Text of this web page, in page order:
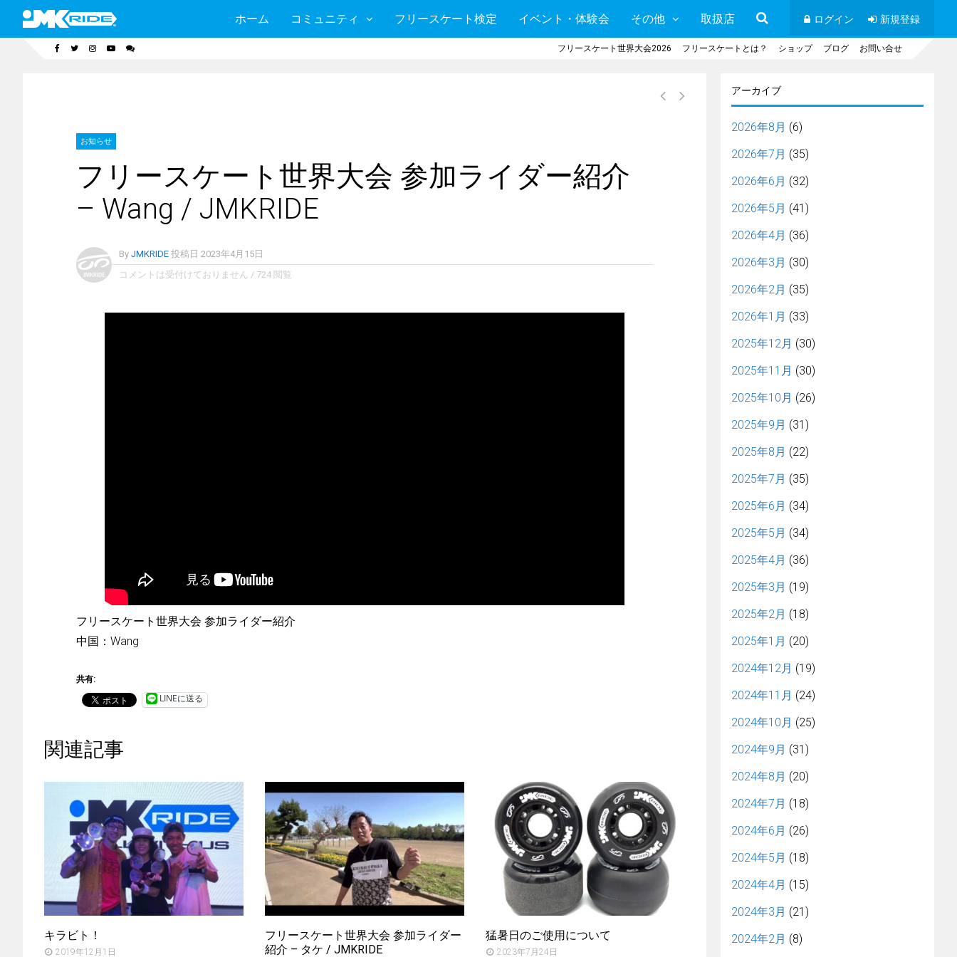
ホーム コミュニティ フリースケート検定 イベント・体験会 その他 取扱店 ログイン 新規登録
フリースケート世界大会2026 フリースケートとは？ ショップ ブログ お問い合せ
お知らせ
フリースケート世界大会 参加ライダー紹介
– Wang / JMKRIDE
By JMKRIDE 投稿日 2023年4月15日
コメントは受付けておりません / 724 閲覧
フリースケート世界大会 参加ライダー紹介
中国：Wang
共有:
LINEに送る
関連記事
キラビト！
2019年12月1日
フリースケート世界大会 参加ライダー
紹介 – タケ / JMKRIDE
猛暑日のご使用について
2023年7月24日
アーカイブ
2026年8月 (6)
2026年7月 (35)
2026年6月 (32)
2026年5月 (41)
2026年4月 (36)
2026年3月 (30)
2026年2月 (35)
2026年1月 (33)
2025年12月 (30)
2025年11月 (30)
2025年10月 (26)
2025年9月 (31)
2025年8月 (22)
2025年7月 (35)
2025年6月 (34)
2025年5月 (34)
2025年4月 (36)
2025年3月 (19)
2025年2月 (18)
2025年1月 (20)
2024年12月 (19)
2024年11月 (24)
2024年10月 (25)
2024年9月 (31)
2024年8月 (20)
2024年7月 (18)
2024年6月 (26)
2024年5月 (18)
2024年4月 (15)
2024年3月 (21)
2024年2月 (8)